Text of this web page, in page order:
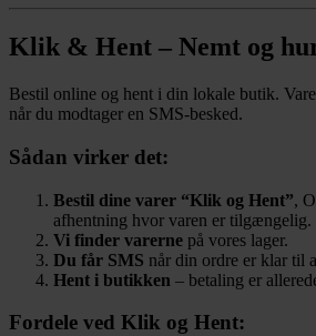
Klik & Hent – Nemt og
Bestil online og hent i din lokale butik.
når du modtager en SMS-besked.
Sådan virker det:
Bestil dine varer “Klik og Hent”,
afhentning hvor varen er tilgængelig.
Vi finder varerne på vores lager.
Du får SMS når din ordre er klar til
Hent i butikken – betaling er
Fordele ved Klik og Hent: